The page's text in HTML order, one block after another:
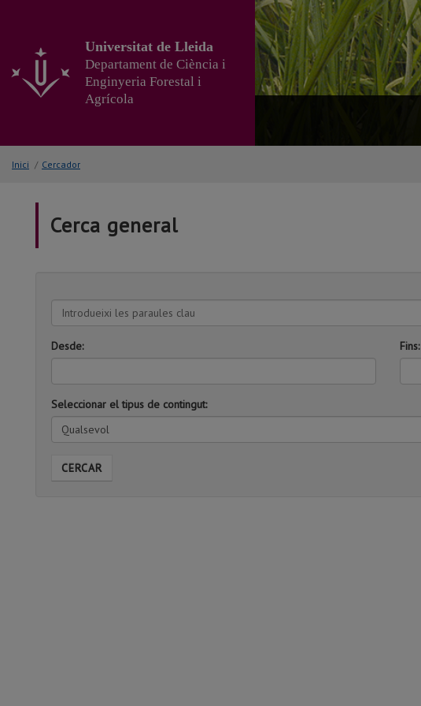
principal
Universitat de Lleida
Departament de Ciència i
Enginyeria Forestal i
Agrícola
Inici / Cercador
Cerca general
Introdueixi
les
paraules
clau
Desde: Fins:
Seleccionar el tipus de contingut:
Qualsevol
CERCAR